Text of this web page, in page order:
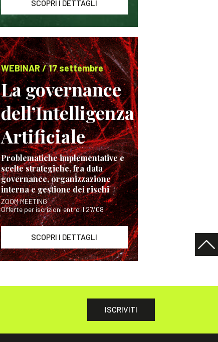
SCOPRI I DETTAGLI
WEBINAR / 17 settembre
La governance
dell’Intelligenza
Artificiale
Problematiche implementative e
scelte strategiche, fra data
governance, organizzazione
interna e gestione dei rischi
ZOOM MEETING
Offerte per iscrizioni entro il 27/08
SCOPRI I DETTAGLI
ISCRIVITI